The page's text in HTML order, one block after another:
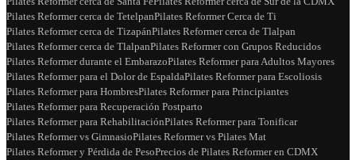
Pilates Reformer cerca de TetelpanPilates Reformer Cerca de Ti
Pilates Reformer cerca de TizapánPilates Reformer cerca de Tlalpan
Pilates Reformer cerca de TlalpanPilates Reformer con Grupos Reducidos
Pilates Reformer durante el EmbarazoPilates Reformer para Adultos Mayores
Pilates Reformer para el Dolor de EspaldaPilates Reformer para Escoliosis
Pilates Reformer para HombresPilates Reformer para Principiantes
Pilates Reformer para Recuperación Postparto
Pilates Reformer para RehabilitaciónPilates Reformer para Tonificar
Pilates Reformer vs GimnasioPilates Reformer vs Pilates Mat
Pilates Reformer y Pérdida de PesoPrecios de Pilates Reformer en CDMX